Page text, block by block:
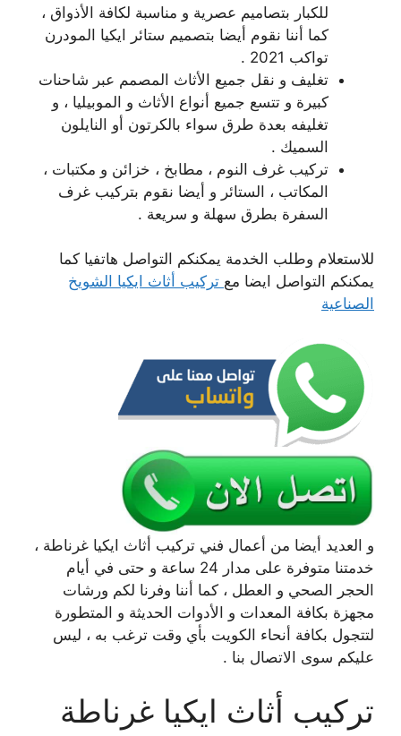
للكبار بتصاميم عصرية و مناسبة لكافة الأذواق ،
كما أننا نقوم أيضا بتصميم ستائر ايكيا المودرن
تواكب 2021 .
تغليف و نقل جميع الأثاث المصمم عبر شاحنات
كبيرة و تتسع جميع أنواع الأثاث و الموبيليا ، و
تغليفه بعدة طرق سواء بالكرتون أو النايلون
السميك .
تركيب غرف النوم ، مطابخ ، خزائن و مكتبات ،
المكاتب ، الستائر و أيضا نقوم بتركيب غرف
السفرة بطرق سهلة و سريعة .
للاستعلام وطلب الخدمة يمكنكم التواصل هاتفيا كما
يمكنكم التواصل ايضا مع تركيب أثاث ايكيا الشويخ
الصناعية
و العديد أيضا من أعمال فني تركيب أثاث ايكيا غرناطة ،
خدمتنا متوفرة على مدار 24 ساعة و حتى في أيام
الحجر الصحي و العطل ، كما أننا وفرنا لكم ورشات
مجهزة بكافة المعدات و الأدوات الحديثة و المتطورة
لتتجول بكافة أنحاء الكويت بأي وقت ترغب به ، ليس
عليكم سوى الاتصال بنا .
تركيب أثاث ايكيا غرناطة